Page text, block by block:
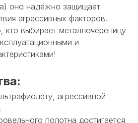
оно надёжно защищает
агрессивных факторов.
кто выбирает металлочерепицу
и
агрессивной
полотна достигается